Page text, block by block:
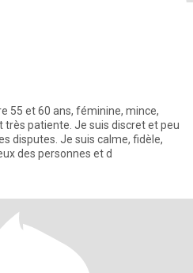
55 et 60 ans, féminine, mince,
très patiente. Je suis discret et peu
disputes. Je suis calme, fidèle,
des personnes et d